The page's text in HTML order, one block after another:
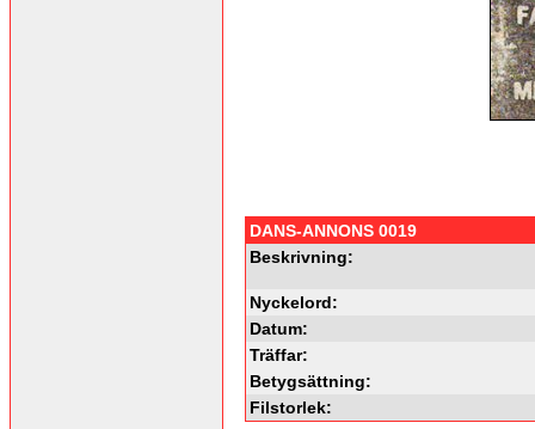
DANS-ANNONS 0019
Beskrivning:
Nyckelord:
Datum:
Träffar:
Betygsättning:
Filstorlek: